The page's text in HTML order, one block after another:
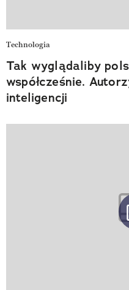
Technologia
Tak wyglądaliby
współcześnie.
inteligencji